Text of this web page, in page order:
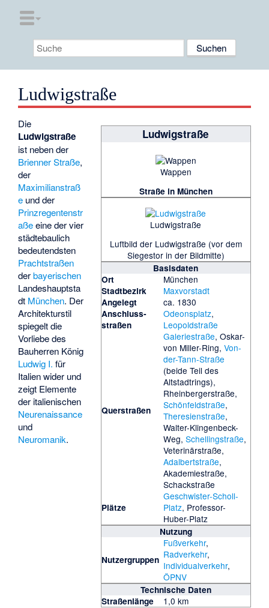
Ludwigstraße
Ludwigstraße
Wappen
Straße in München
Ludwigstraße
Luftbild der Ludwigstraße (vor dem
Siegestor in der Bildmitte)
Basisdaten
Ort
München
Stadtbezirk Maxvorstadt
Angelegt ca. 1830
Anschluss­
straßen
Odeonsplatz,
Leopoldstraße
Querstraßen
Galeriestraße, Oskar-
von Miller-Ring, Von-
der-Tann-Straße
(beide Teil des
Altstadtrings),
Rheinbergerstraße,
Schönfeldstraße,
Theresienstraße,
Walter-Klingenbeck-
Weg, Schellingstraße,
Veterinärstraße,
Adalbertstraße,
Akademiestraße,
Schackstraße
Plätze
Geschwister-Scholl-
Platz, Professor-
Huber-Platz
Nutzung
Nutzergruppen
Fußverkehr,
Radverkehr,
Individualverkehr,
ÖPNV
Technische Daten
Straßenlänge
1,0 km
Die
Ludwigstraße
ist neben der
Brienner Straße,
der
Maximilianstraß
e und der
Prinzregentenstr
aßeeine der vier
städtebaulich
bedeutendsten
Prachtstraßen
derbayerischen
Landeshauptsta
dt München. Der
Architekturstil
spiegelt die
Vorliebe des
Bauherren König
Ludwig I. für
Italien wider und
zeigt Elemente
der italienischen
Neurenaissance
und
Neuromanik.